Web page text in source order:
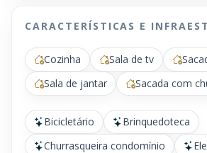
CARACTERÍSTICAS E
Cozinha Sala de tv
Sala de jantar
Sacada com
Bicicletário
Brinquedoteca
Churrasqueira condomínio